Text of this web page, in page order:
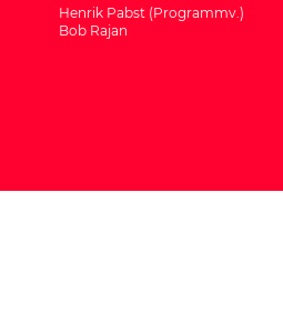
Henrik Pabst (Programmv.)
Bob Rajan